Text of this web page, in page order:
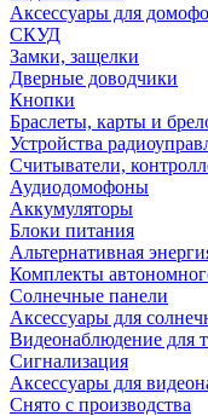
Аксессуары для
СКУД
Замки, защелки
Дверные доводчики
Кнопки
Браслеты, карты и
Устройства
Считыватели,
Аудиодомофоны
Аккумуляторы
Блоки питания
Альтернативная
Комплекты
Солнечные панели
Аксессуары для
Видеонаблюдение для
Сигнализация
Аксессуары для
Снято с производства